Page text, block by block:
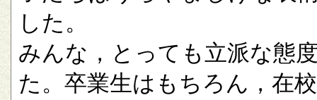
した。
みんな，とっても立派な態
た。卒業生はもちろん，在